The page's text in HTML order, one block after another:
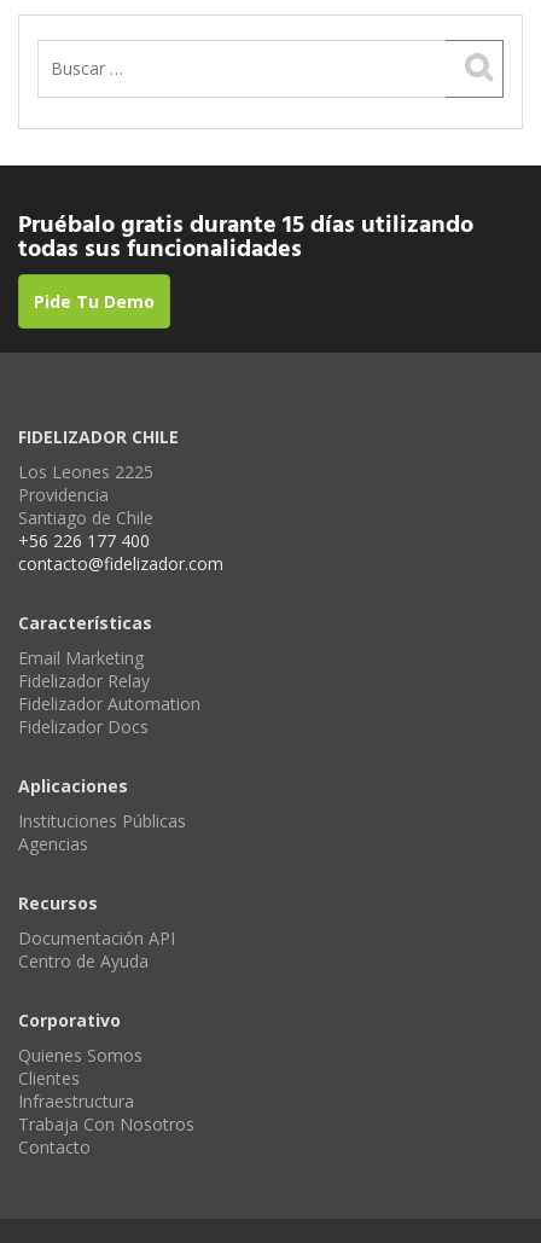
Pruébalo gratis durante 15 días utilizando
todas sus funcionalidades
Pide Tu Demo
FIDELIZADOR CHILE
Los Leones 2225
Providencia
Santiago de Chile
+56 226 177 400
contacto@fidelizador.com
Características
Email Marketing
Fidelizador Relay
Fidelizador Automation
Fidelizador Docs
Aplicaciones
Instituciones Públicas
Agencias
Recursos
Documentación API
Centro de Ayuda
Corporativo
Quienes Somos
Clientes
Infraestructura
Trabaja Con Nosotros
Contacto